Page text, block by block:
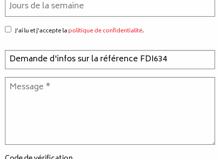
J'ai lu et j'accepte lapolitique de confidentialité.